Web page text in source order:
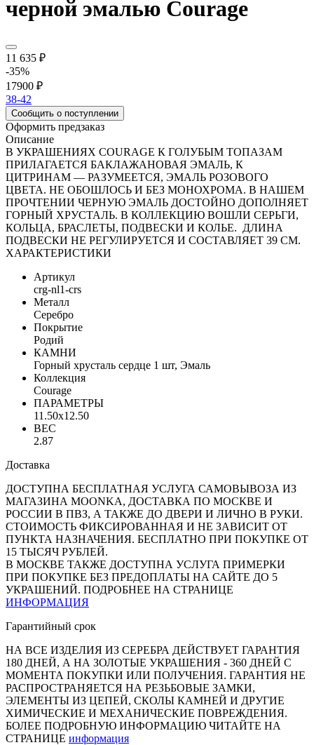
черной эмалью Courage
11 635 ₽
-35%
17900 ₽
38-42
Сообщить о поступлении
Оформить предзаказ
Описание
В УКРАШЕНИЯХ COURAGE К ГОЛУБЫМ ТОПАЗАМ
ПРИЛАГАЕТСЯ БАКЛАЖАНОВАЯ ЭМАЛЬ, К
ЦИТРИНАМ — РАЗУМЕЕТСЯ, ЭМАЛЬ РОЗОВОГО
ЦВЕТА. НЕ ОБОШЛОСЬ И БЕЗ МОНОХРОМА. В НАШЕМ
ПРОЧТЕНИИ ЧЕРНУЮ ЭМАЛЬ ДОСТОЙНО ДОПОЛНЯЕТ
ГОРНЫЙ ХРУСТАЛЬ. В КОЛЛЕКЦИЮ ВОШЛИ СЕРЬГИ,
КОЛЬЦА, БРАСЛЕТЫ, ПОДВЕСКИ И КОЛЬЕ. ДЛИНА
ПОДВЕСКИ НЕ РЕГУЛИРУЕТСЯ И СОСТАВЛЯЕТ 39 СМ.
ХАРАКТЕРИСТИКИ
Артикул
crg-nl1-crs
Металл
Серебро
Покрытие
Родий
КАМНИ
Горный хрусталь сердце 1 шт, Эмаль
Коллекция
Courage
ПАРАМЕТРЫ
11.50x12.50
ВЕС
2.87
Доставка
ДОСТУПНА БЕСПЛАТНАЯ УСЛУГА САМОВЫВОЗА ИЗ
МАГАЗИНА MOONKA, ДОСТАВКА ПО МОСКВЕ И
РОССИИ В ПВЗ, А ТАКЖЕ ДО ДВЕРИ И ЛИЧНО В РУКИ.
СТОИМОСТЬ ФИКСИРОВАННАЯ И НЕ ЗАВИСИТ ОТ
ПУНКТА НАЗНАЧЕНИЯ. БЕСПЛАТНО ПРИ ПОКУПКЕ ОТ
15 ТЫСЯЧ РУБЛЕЙ.
В МОСКВЕ ТАКЖЕ ДОСТУПНА УСЛУГА ПРИМЕРКИ
ПРИ ПОКУПКЕ БЕЗ ПРЕДОПЛАТЫ НА САЙТЕ ДО 5
УКРАШЕНИЙ. ПОДРОБНЕЕ НА СТРАНИЦЕ
ИНФОРМАЦИЯ
Гарантийный срок
НА ВСЕ ИЗДЕЛИЯ ИЗ СЕРЕБРА ДЕЙСТВУЕТ ГАРАНТИЯ
180 ДНЕЙ, А НА ЗОЛОТЫЕ УКРАШЕНИЯ - 360 ДНЕЙ С
МОМЕНТА ПОКУПКИ ИЛИ ПОЛУЧЕНИЯ. ГАРАНТИЯ НЕ
РАСПРОСТРАНЯЕТСЯ НА РЕЗЬБОВЫЕ ЗАМКИ,
ЭЛЕМЕНТЫ ИЗ ЦЕПЕЙ, СКОЛЫ КАМНЕЙ И ДРУГИЕ
ХИМИЧЕСКИЕ И МЕХАНИЧЕСКИЕ ПОВРЕЖДЕНИЯ.
БОЛЕЕ ПОДРОБНУЮ ИНФОРМАЦИЮ ЧИТАЙТЕ НА
СТРАНИЦЕ информация